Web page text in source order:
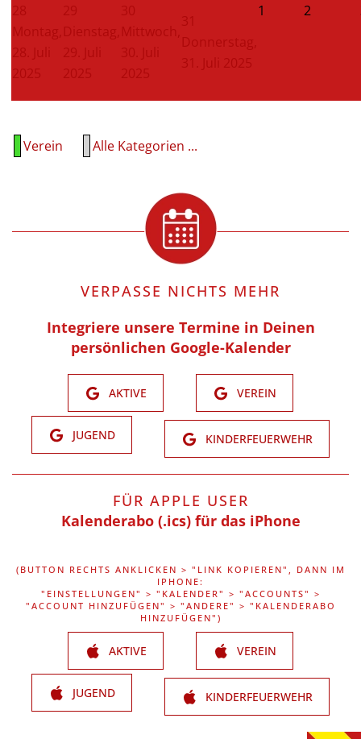
28
Montag,
28. Juli
2025
29
Dienstag,
29. Juli
2025
30
Mittwoch,
30. Juli
2025
31
Donnerstag,
31. Juli 2025
1 2
Verein Alle Kategorien ...
VERPASSE NICHTS MEHR
Integriere unsere Termine in Deinen
persönlichen Google-Kalender
AKTIVE VEREIN
JUGEND KINDERFEUERWEHR
FÜR APPLE USER
Kalenderabo (.ics) für das iPhone
(BUTTON RECHTS ANKLICKEN > "LINK KOPIEREN", DANN IM
IPHONE:
"EINSTELLUNGEN" > "KALENDER" > "ACCOUNTS" >
"ACCOUNT HINZUFÜGEN" > "ANDERE" > "KALENDERABO
HINZUFÜGEN")
AKTIVE VEREIN
JUGEND KINDERFEUERWEHR